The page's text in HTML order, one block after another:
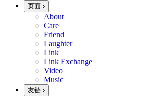
页面 ›
About
Care
Friend
Laughter
Link
Link Exchange
Video
Music
友链 ›